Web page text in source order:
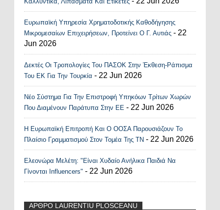
Ευρωπαϊκή Υπηρεσία Χρηματοδοτικής Καθοδήγησης
Μικρομεσαίων Επιχειρήσεων, Προτείνει Ο Γ. Αυτιάς - 22
Jun 2026
Δεκτές Οι Τροπολογίες Του ΠΑΣΟΚ Στην Έκθεση-Ράπισμα
Του ΕΚ Για Την Τουρκία - 22 Jun 2026
Νέο Σύστημα Για Την Επιστροφή Υπηκόων Τρίτων Χωρών
Που Διαμένουν Παράτυπα Στην ΕΕ - 22 Jun 2026
Η Ευρωπαϊκή Επιτροπή Και Ο ΟΟΣΑ Παρουσιάζουν Το
Πλαίσιο Γραμματισμού Στον Τομέα Της ΤΝ - 22 Jun 2026
Ελεονώρα Μελέτη: "Είναι Χυδαίο Ανήλικα Παιδιά Να
Γίνονται Influencers" - 22 Jun 2026
ΑΡΘΡΟ LAURENTIU PLOSCEANU